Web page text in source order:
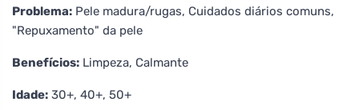
Problema: Pele madura/rugas, Cuidados diários comuns,
"Repuxamento" da pele
Benefícios: Limpeza, Calmante
Idade: 30+, 40+, 50+